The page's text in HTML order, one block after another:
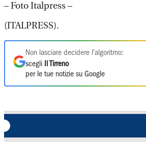
– Foto Italpress –
(ITALPRESS).
Non lasciare decidere l'algoritmo:
scegli
Il Tirreno
per le tue notizie su Google